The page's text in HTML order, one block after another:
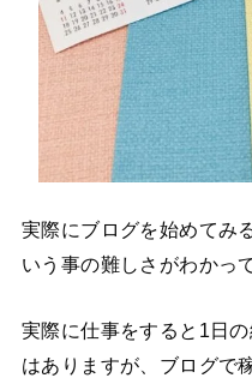
実際にブログを始めてみ
いう事の難しさがわかっ
実際に仕事をすると1日
はありますが、ブログで